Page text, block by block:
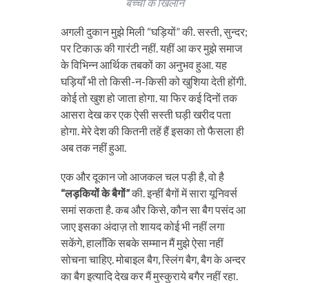
अगली दुकान मुझे मिली “घड़ियों” की. सस्ती, सुन्दर;
पर टिकाऊ की गारंटी नहीं. यहीं आ कर मुझे समाज
के विभिन्न आर्थिक तबकों का अनुभव हुआ. यह
घड़ियाँ भी तो किसी-न-किसी को खुशिया देती होंगी.
कोई तो खुश हो जाता होगा. या फिर कई दिनों तक
आसरा देख कर एक ऐसी सस्ती घड़ी खरीद पता
होगा. मेरे देश की कितनी तहें हैं इसका तो फैसला ही
अब तक नहीं हुआ.
एक और दूकान जो आजकल चल पड़ी है, वो है
“लड़कियों के बैगों”की. इन्हीं बैगों में सारा यूनिवर्स
समां सकता है. कब और किसे, कौन सा बैग पसंद आ
जाए इसका अंदाज़ तो शायद कोई भी नहीं लगा
सकेंगे, हालाँकि सबके सम्मान मैं मुझे ऐसा नहीं
सोचना चाहिए. मोबाइल बैग, स्लिंग बैग, बैग के अन्दर
का बैग इत्यादि देख कर मैं मुस्कुराये बगैर नहीं रहा.